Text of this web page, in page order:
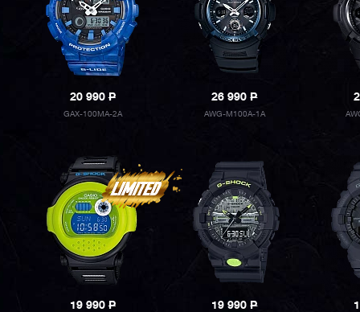
20 990P
GAX-100MA-2A
26 990P
AWG-M100A-1A
19 990P 19 990P